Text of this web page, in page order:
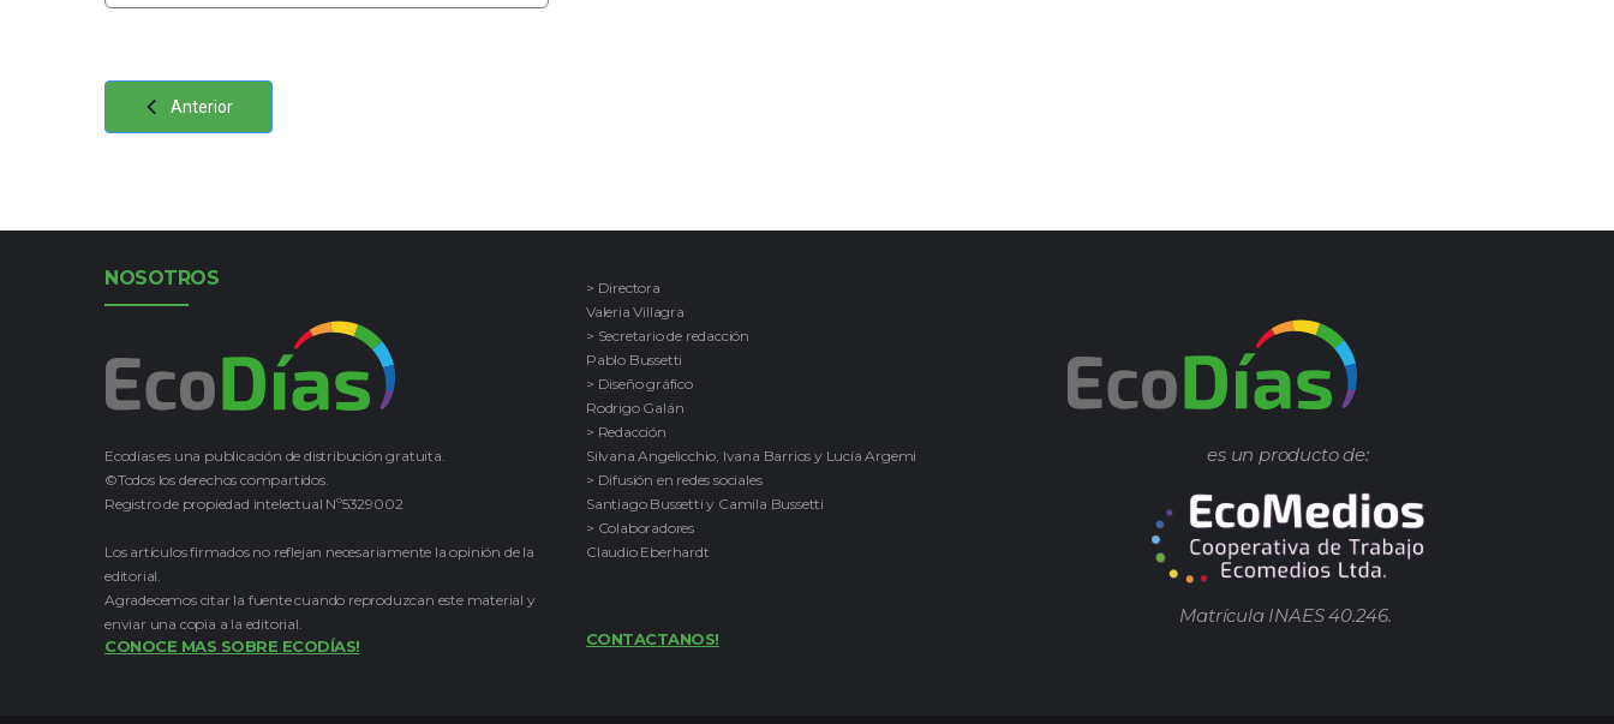
Anterior
NOSOTROS
Ecodías es una publicación de distribución gratuita.
©Todos los derechos compartidos.
Registro de propiedad intelectual Nº5329002
Los artículos firmados no reflejan necesariamente la opinión de la
editorial.
Agradecemos citar la fuente cuando reproduzcan este material y
enviar una copia a la editorial.
CONOCE MAS SOBRE ECODÍAS!
> Directora
Valeria Villagra
> Secretario de redacción
Pablo Bussetti
> Diseño gráfico
Rodrigo Galán
> Redacción
Silvana Angelicchio, Ivana Barrios y Lucía Argemi
> Difusión en redes sociales
Santiago Bussetti y Camila Bussetti
> Colaboradores
Claudio Eberhardt
CONTACTANOS!
es un producto de:
Matrícula INAES 40.246.